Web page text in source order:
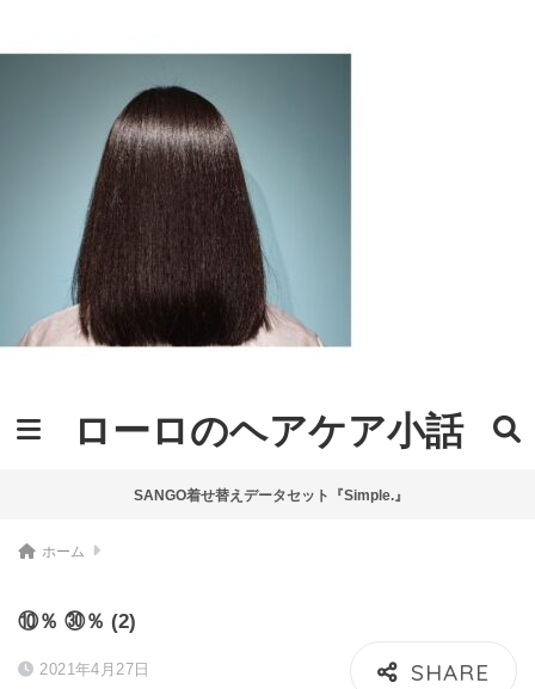
ローロのヘアケア小話
SANGO着せ替えデータセット『Simple.』
ホーム
⑩％ ㉚％ (2)
2021年4月27日